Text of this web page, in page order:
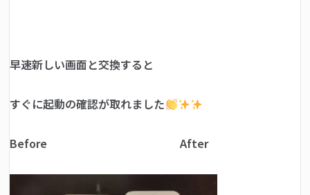
早速新しい画面と交換すると
すぐに起動の確認が取れました
Before After